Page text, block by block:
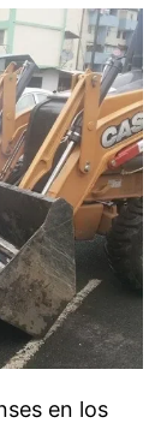
en los